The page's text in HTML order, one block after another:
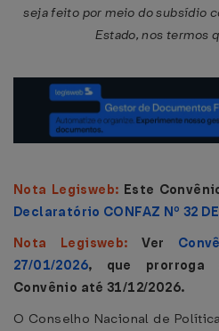
seja feito por meio do subsídio
Estado, nos termos
Nota Legisweb: Este
Declaratório CONFAZ Nº 32
Nota Legisweb:Ver
27/01/2026, que prorroga
Convênio até 31/12/2026.
O Conselho Nacional de